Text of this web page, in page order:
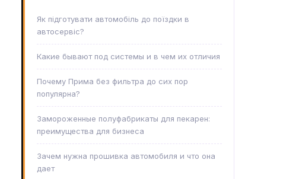
Як підготувати автомобіль до поїздки в
автосервіс?
Какие бывают под системы и в чем их отличия
Почему Прима без фильтра до сих пор
популярна?
Замороженные полуфабрикаты для пекарен:
преимущества для бизнеса
Зачем нужна прошивка автомобиля и что она
дает